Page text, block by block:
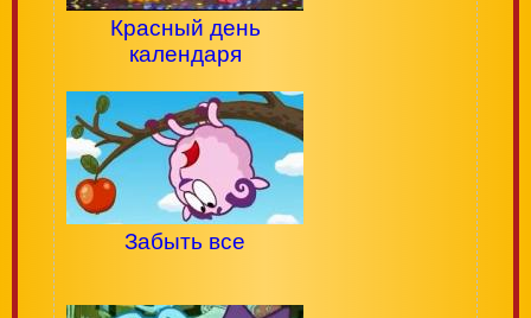
Красный день
календаря
Забыть все